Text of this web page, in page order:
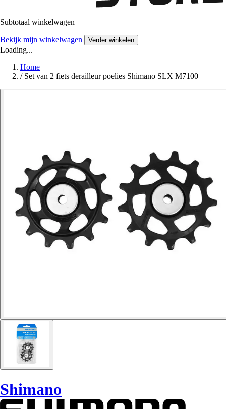
Subtotaal winkelwagen
Bekijk mijn winkelwagen Verder winkelen
Loading...
Home
/ Set van 2 fiets derailleur poelies Shimano SLX M7100
Shimano